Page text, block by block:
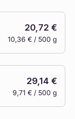
20,72 €
10,36 € / 500 g
29,14 €
9,71 € / 500 g